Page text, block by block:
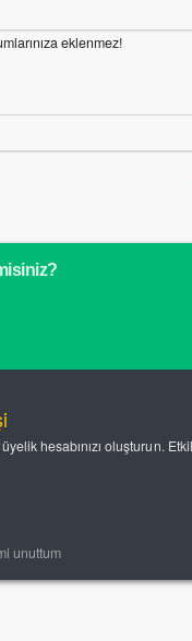
eklenmez!
hesabınızı oluşturun.
unuttum